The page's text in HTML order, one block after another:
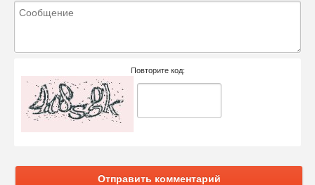
Повторите код:
Отправить комментарий